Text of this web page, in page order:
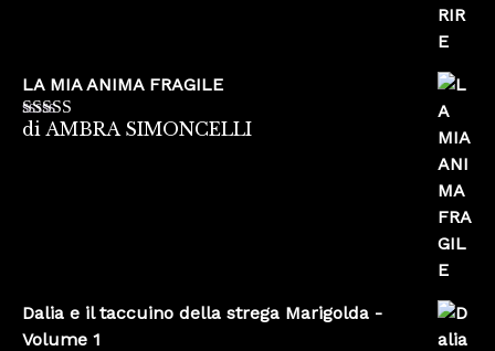
LA MIA ANIMA FRAGILE
Valutato5su
di AMBRA SIMONCELLI
Dalia e il taccuino della strega Marigolda -
Volume 1